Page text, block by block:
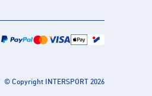
© Copyright INTERSPORT 2026